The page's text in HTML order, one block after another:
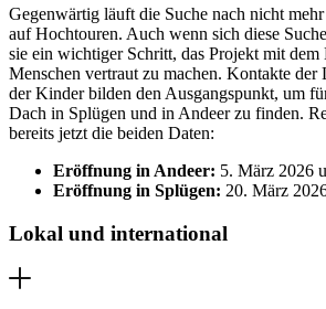
Gegenwärtig läuft die Suche nach nicht
auf Hochtouren. Auch wenn sich diese
sie ein wichtiger Schritt, das Projekt mit dem
Menschen vertraut zu machen. Kontakte der
der Kinder bilden den Ausgangspunkt, um
Dach in Splügen und in Andeer zu finden.
bereits jetzt die beiden Daten:
Eröffnung in Andeer: 5. März 2026
Eröffnung in Splügen: 20. März
Lokal und international